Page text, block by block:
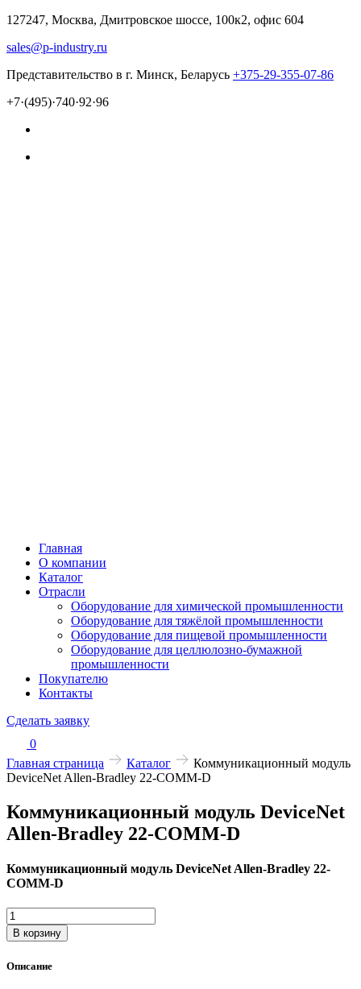
127247, Москва, Дмитровское шоссе, 100к2, офис 604
sales@p-industry.ru
Представительство в г. Минск, Беларусь +375-29-355-07-86
+7·(495)·740·92·96
Главная
О компании
Каталог
Отрасли
Оборудование для химической промышленности
Оборудование для тяжёлой промышленности
Оборудование для пищевой промышленности
Оборудование для целлюлозно-бумажной
промышленности
Покупателю
Контакты
Сделать заявку
0
Главная страница
Каталог
Коммуникационный модуль
DeviceNet Allen-Bradley 22-COMM-D
Коммуникационный модуль DeviceNet
Allen-Bradley 22-COMM-D
Коммуникационный модуль DeviceNet Allen-Bradley 22-
COMM-D
Количество
товара
Коммуникационный
DeviceNet
В корзину
Описание